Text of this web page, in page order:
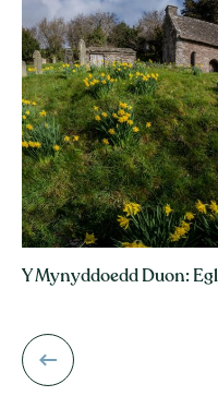
Y Mynyddoedd Duon: